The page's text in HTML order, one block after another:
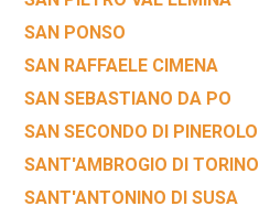
SAN PONSO
SAN RAFFAELE CIMENA
SAN SEBASTIANO DA PO
SAN SECONDO DI PINEROLO
SANT'AMBROGIO DI TORINO
SANT'ANTONINO DI SUSA